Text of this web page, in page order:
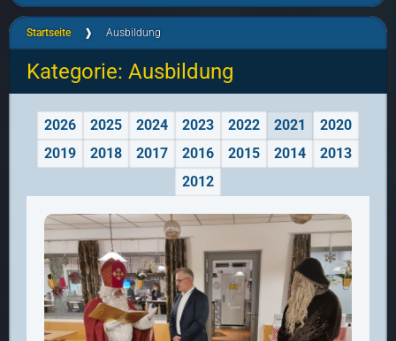
Startseite ❱ Ausbildung
Kategorie: Ausbildung
2026 2025 2024 2023 2022 2021
2020
2019
2018 2017 2016 2015 2014
2013
2012